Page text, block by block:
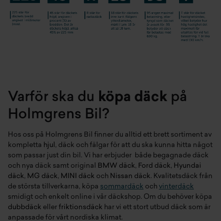
Varför ska du köpa däck på
Holmgrens Bil?
Hos oss på Holmgrens Bil finner du alltid ett brett sortiment av
kompletta hjul, däck och fälgar för att du ska kunna hitta något
som passar just din bil. Vi har erbjuder både begagnade däck
och nya däck samt original BMW däck, Ford däck, Hyundai
däck, MG däck, MINI däck och Nissan däck. Kvalitetsdäck från
de största tillverkarna, köpa sommardäck och vinterdäck
smidigt och enkelt online i vår däckshop. Om du behöver köpa
dubbdäck eller friktionsdäck har vi ett stort utbud däck som är
anpassade för vårt nordiska klimat.